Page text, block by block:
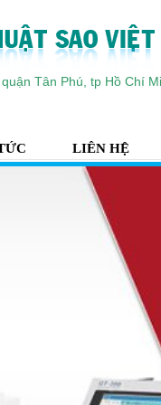
Tân Phú, tp Hồ Chí
LIÊN HỆ